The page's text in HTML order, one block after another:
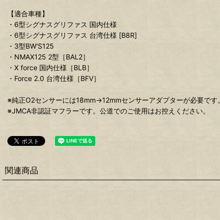
【適合車種】
・6型シグナスグリファス 国内仕様
・6型シグナスグリファス 台湾仕様 [B8R]
・3型BW'S125
・NMAX125 2型［BAL2］
・X force 国内仕様［BLB］
・Force 2.0 台湾仕様［BFV］
※純正O2センサーには18mm→12mmセンサーアダプターが必要です
※JMCA非認証マフラーです。公道でのご使用はお控えください。
関連商品